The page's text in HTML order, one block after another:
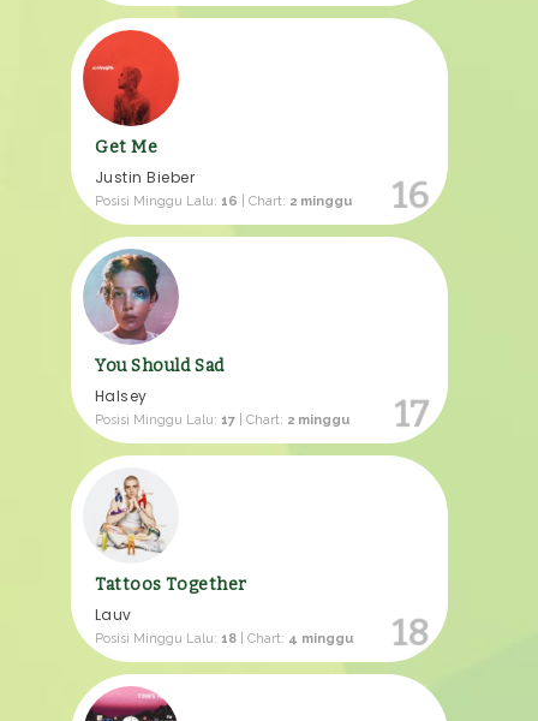
Get Me
Justin Bieber
Posisi Minggu Lalu: 16 | Chart: 2 minggu 16
You Should Sad
Halsey
Posisi Minggu Lalu: 17 | Chart: 2 minggu 17
Tattoos Together
Lauv
Posisi Minggu Lalu: 18 | Chart: 4 minggu 18